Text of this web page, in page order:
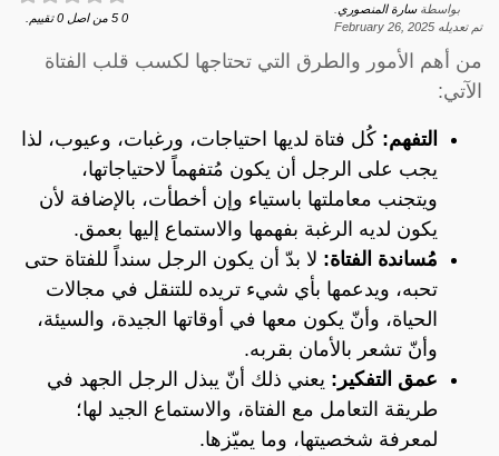
بواسطةسارة المنصوري
تم تعديله February 26, 2025
0
5 من اصل 0 تقييم.
من أهم الأمور والطرق التي تحتاجها لكسب قلب الفتاة
الآتي:
التفهم: كُل فتاة لديها احتياجات، ورغبات، وعيوب، لذا
يجب على الرجل أن يكون مُتفهماً لاحتياجاتها،
ويتجنب معاملتها باستياء وإن أخطأت، بالإضافة لأن
يكون لديه الرغبة بفهمها والاستماع إليها بعمق.
مُساندة الفتاة: لا بدّ أن يكون الرجل سنداً للفتاة حتى
تحبه، ويدعمها بأي شيء تريده للتنقل في مجالات
الحياة، وأنّ يكون معها في أوقاتها الجيدة، والسيئة،
وأنّ تشعر بالأمان بقربه.
عمق التفكير: يعني ذلك أنّ يبذل الرجل الجهد في
طريقة التعامل مع الفتاة، والاستماع الجيد لها؛
لمعرفة شخصيتها، وما يميّزها.